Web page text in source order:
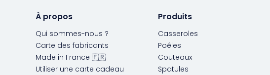
À propos
Qui sommes-nous ?
Carte des fabricants
Made in France 🇫🇷
Utiliser une carte cadeau
Produits
Casseroles
Poêles
Couteaux
Spatules